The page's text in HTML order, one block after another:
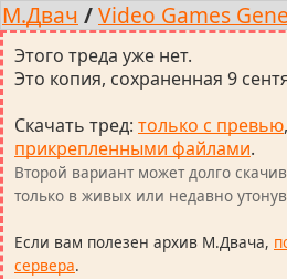
М.Двач /Video Games
Этого треда уже нет.
Это копия, сохраненная 9
Скачать тред: только с превью,
прикрепленными файлами.
Второй вариант может долго
только в живых или недавно
Если вам полезен архив М.Двача,
сервера.